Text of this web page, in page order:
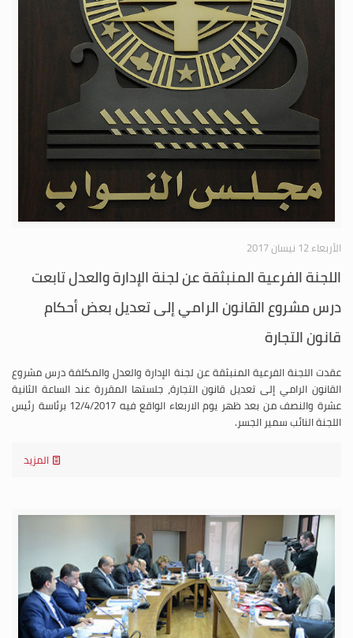
الأربعاء 12 نيسان 2017
اللجنة الفرعية المنبثقة عن لجنة الإدارة والعدل تابعت
درس مشروع القانون الرامي إلى تعديل بعض أحكام
قانون التجارة
عقدت اللجنة الفرعية المنبثقة عن لجنة الإدارة والعدل والمكلفة درس مشروع
القانون الرامي إلى تعديل قانون التجارة، جلستها المقررة عند الساعة الثانية
عشرة والنصف من بعد ظهر يوم الاربعاء الواقع فيه 12/4/2017 برئاسة رئيس
اللجنة النائب سمير الجسر.
المزيد